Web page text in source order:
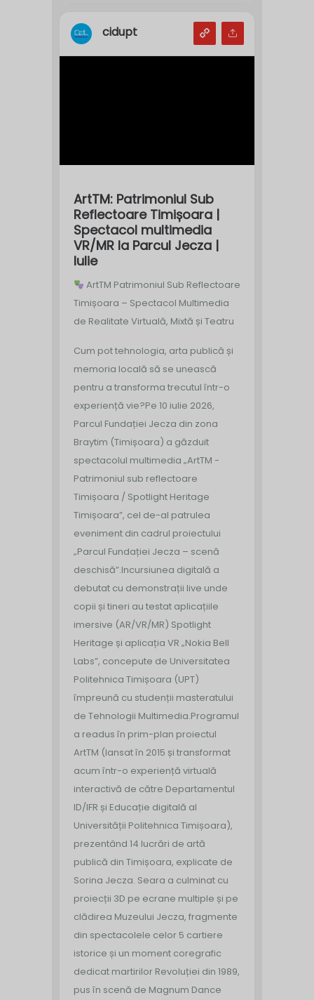
cidupt
ArtTM: Patrimoniul Sub
Reflectoare Timișoara |
Spectacol multimedia
VR/MR la Parcul Jecza |
Iulie
ArtTM Patrimoniul Sub Reflectoare
Timișoara – Spectacol Multimedia
de Realitate Virtuală, Mixtă și Teatru
Cum pot tehnologia, arta publică și
memoria locală să se unească
pentru a transforma trecutul într-o
experiență vie?Pe 10 iulie 2026,
Parcul Fundației Jecza din zona
Braytim (Timișoara) a găzduit
spectacolul multimedia „ArtTM -
Patrimoniul sub reflectoare
Timișoara / Spotlight Heritage
Timișoara”, cel de-al patrulea
eveniment din cadrul proiectului
„Parcul Fundației Jecza – scenă
deschisă”.Incursiunea digitală a
debutat cu demonstrații live unde
copii și tineri au testat aplicațiile
imersive (AR/VR/MR) Spotlight
Heritage și aplicația VR „Nokia Bell
Labs”, concepute de Universitatea
Politehnica Timișoara (UPT)
împreună cu studenții masteratului
de Tehnologii Multimedia.Programul
a readus în prim-plan proiectul
ArtTM (lansat în 2015 și transformat
acum într-o experiență virtuală
interactivă de către Departamentul
ID/IFR și Educație digitală al
Universității Politehnica Timișoara),
prezentând 14 lucrări de artă
publică din Timișoara, explicate de
Sorina Jecza. Seara a culminat cu
proiecții 3D pe ecrane multiple și pe
clădirea Muzeului Jecza, fragmente
din spectacolele celor 5 cartiere
istorice și un moment coregrafic
dedicat martirilor Revoluției din 1989,
pus în scenă de Magnum Dance